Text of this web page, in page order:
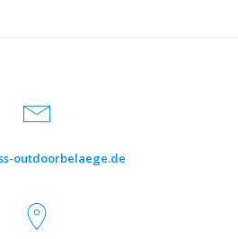
outdoorbelaege.de